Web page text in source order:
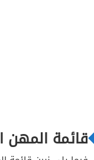
قائمة المهن